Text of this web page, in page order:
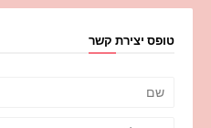
טופס יצירת קשר